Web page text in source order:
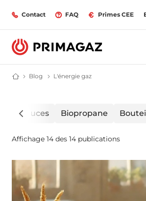
Contact FAQ Primes CEE
Fournisseur gaz butane et propane : citerne,
Blog Blog | Primagaz
L'énergie gaz
L'énergie
gaz
Astuces Biopropane
Affichage 14 des 14 publications